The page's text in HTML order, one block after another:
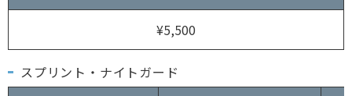
¥5,500
スプリント・ナイトガード